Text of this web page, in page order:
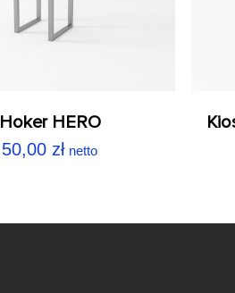
Hoker HERO
50,00 zł netto